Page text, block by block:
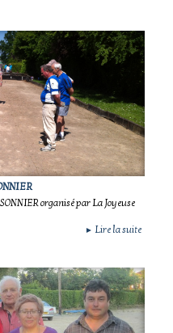
organisé par La Joyeuse
► Lire la suite